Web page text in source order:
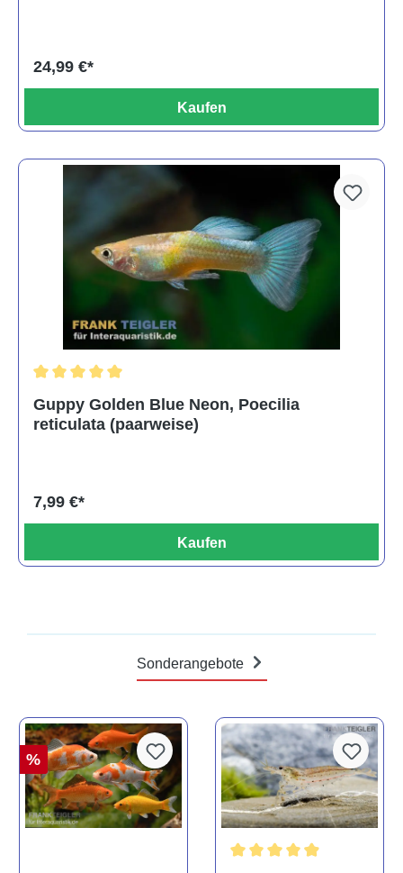
24,99 €*
Kaufen
Guppy Golden Blue Neon, Poecilia
reticulata (paarweise)
7,99 €*
Kaufen
Sonderangebote
%